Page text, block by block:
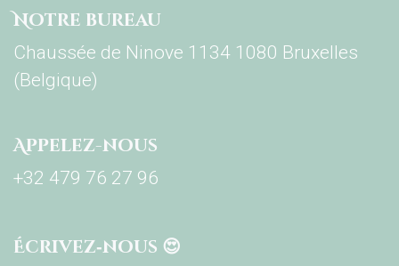
Notre bureau
Chaussée de Ninove 1134 1080 Bruxelles
(Belgique)
Appelez-nous
+32 479 76 27 96
Écrivez‑nous 😍